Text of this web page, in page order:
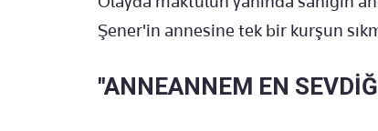
Şener'in annesine tek bir kurşun
"ANNEANNEM EN